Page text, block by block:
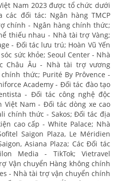
Nam 2023 được tổ chức dưới
các đối tác: Ngân hàng TMCP
chính - Ngân hàng chính thức;
thiếu nhau - Nhà tài trợ Vàng;
- Đối tác lưu trú; Hoàn Vũ Yến
sức khỏe; Seoul Center - Nhà
Châu Âu - Nhà tài trợ vương
thức; Purité By Prôvence -
Academy - Đối tác đào tạo
- Đối tác công nghệ độc
Việt Nam - Đối tác dòng xe cao
chính thức - Sakos; Đối tác địa
cao cấp - White Palace; Nhà
Saigon Plaza, Le Méridien
Asiana Plaza; Các Đối tác
Media - TikTok; Vietravel
Vận chuyển Hàng không chính
- Nhà tài trợ vận chuyển chính